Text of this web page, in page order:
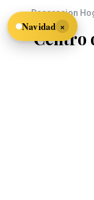
Decoracion
Centro
Navidad ×